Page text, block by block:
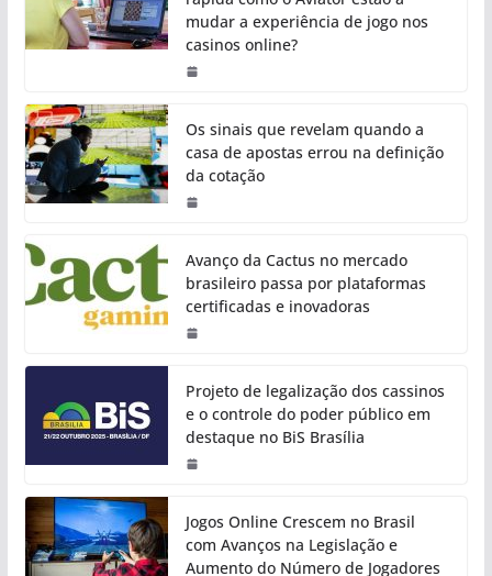
mudar a experiência de jogo nos
casinos online?
Os sinais que revelam quando a
casa de apostas errou na definição
da cotação
Avanço da Cactus no mercado
brasileiro passa por plataformas
certificadas e inovadoras
Projeto de legalização dos cassinos
e o controle do poder público em
destaque no BiS Brasília
Jogos Online Crescem no Brasil
com Avanços na Legislação e
Aumento do Número de Jogadores